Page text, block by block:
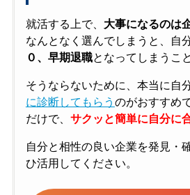
就活する上で、 大事になるのは
なんとなく選んでしまうと、自
０、早期退職となってしまうこ
そうならないために、本当に自
に診断してもらう のがおすすめ
だけで、 サクッと簡単に自分に
自分と相性の良い企業を発見・
ひ活用してください。